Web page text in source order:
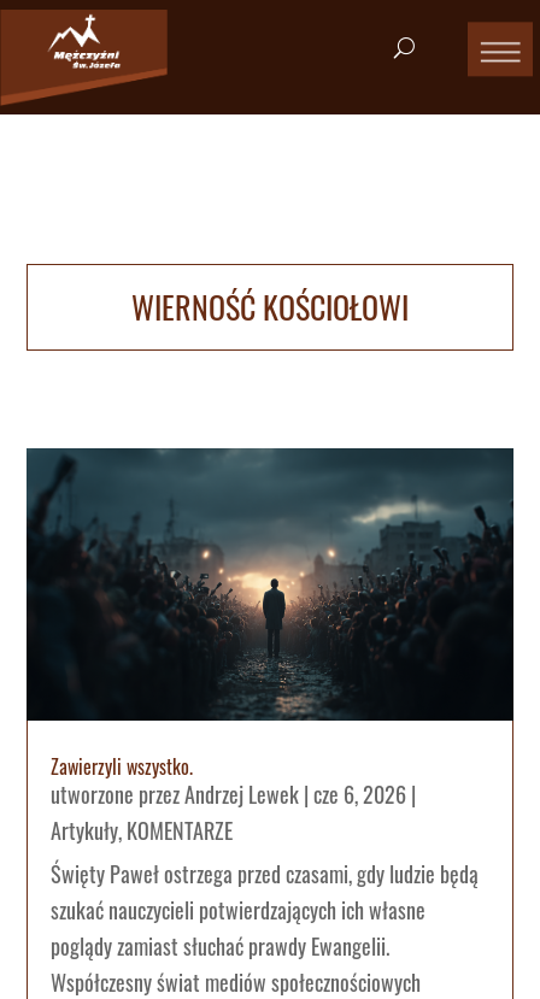
WIERNOŚĆ KOŚCIOŁOWI
Zawierzyli wszystko.
utworzone przezAndrzej Lewek|cze 6, 2026|
Artykuły,KOMENTARZE
Święty Paweł ostrzega przed czasami, gdy ludzie będą
szukać nauczycieli potwierdzających ich własne
poglądy zamiast słuchać prawdy Ewangelii.
Współczesny świat mediów społecznościowych